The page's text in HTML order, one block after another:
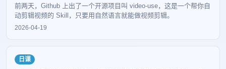
前两天，Github 上出了一个开源项目叫 video-use，这是一个帮你自
动剪辑视频的 Skill，只要用自然语言就能做视频剪辑。
2026-04-19
日课